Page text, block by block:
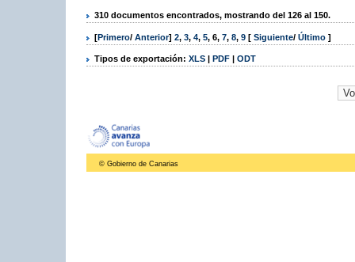
310 documentos encontrados, mostrando del 126 al 150.
[Primero/ Anterior] 2, 3, 4, 5, 6, 7, 8, 9 [ Siguiente/ Último ]
Tipos de exportación: XLS | PDF | ODT
© Gobierno de Canarias